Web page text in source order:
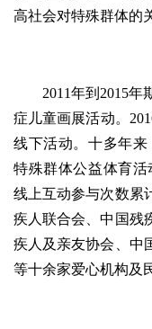
高社会对特殊群体的
2011年到2015年
症儿童画展活动。
线下活动。十多年来
特殊群体公益体育活
线上互动参与次数累
疾人联合会、中国残
疾人及亲友协会、中
等十余家爱心机构及